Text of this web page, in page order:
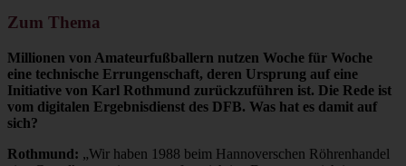
Zum Thema
Millionen von Amateurfußballern nutzen Woche für Woche
eine technische Errungenschaft, deren Ursprung auf eine
Initiative von Karl Rothmund zurückzuführen ist. Die Rede ist
vom digitalen Ergebnisdienst des DFB. Was hat es damit auf
sich?
Rothmund: „Wir haben 1988 beim Hannoverschen Röhrenhandel